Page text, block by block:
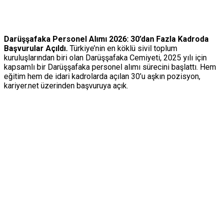
Darüşşafaka Personel Alımı 2026: 30’dan Fazla Kadroda
Başvurular Açıldı. Türkiye’nin en köklü sivil toplum
kuruluşlarından biri olan Darüşşafaka Cemiyeti, 2025 yılı için
kapsamlı bir Darüşşafaka personel alımı sürecini başlattı. Hem
eğitim hem de idari kadrolarda açılan 30’u aşkın pozisyon,
kariyer.net üzerinden başvuruya açık.